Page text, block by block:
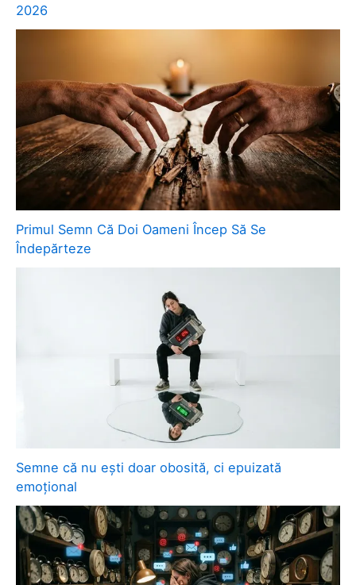
2026
Primul Semn Că Doi Oameni Încep Să Se
Îndepărteze
Semne că nu ești doar obosită, ci epuizată
emoțional